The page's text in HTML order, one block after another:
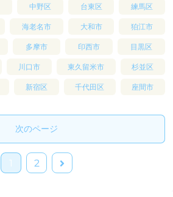
中野区 台東区 練馬区
海老名市 大和市 狛江市
多摩市 印西市 目黒区
川口市 東久留米市 杉並区
新宿区 千代田区 座間市
次のページ
1 2
次